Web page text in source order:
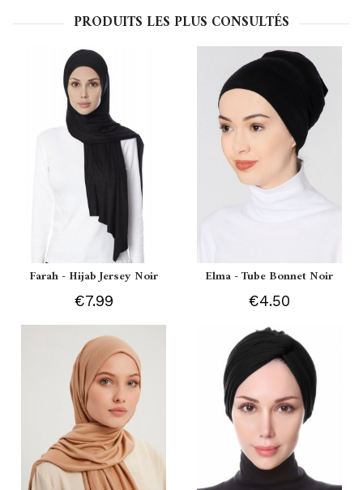
PRODUITS LES PLUS CONSULTÉS
Farah - Hijab Jersey Noir
€7.99
Elma - Tube Bonnet Noir
€4.50